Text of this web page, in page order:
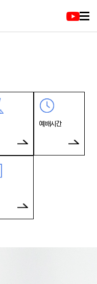
예배시간